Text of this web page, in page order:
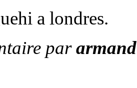
a londres.
par